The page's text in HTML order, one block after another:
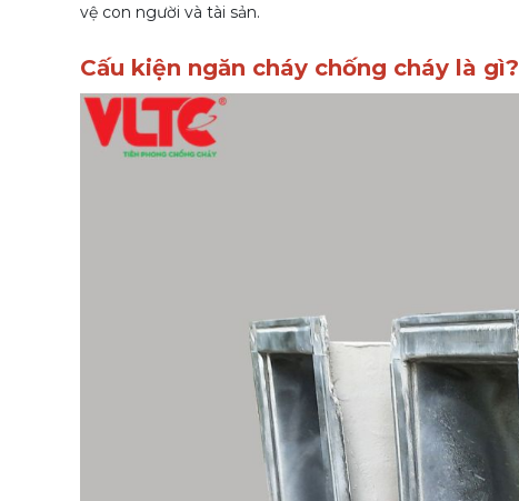
vệ con người và tài sản.
Cấu kiện ngăn cháy chống cháy là gì?